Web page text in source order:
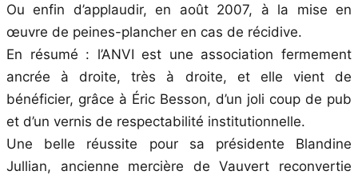
Ou enfin d’applaudir, en août 2007, à la mise en
œuvre de peines-plancher en cas de récidive.
En résumé : l’ANVI est une association fermement
ancrée à droite, très à droite, et elle vient de
bénéficier, grâce à Éric Besson, d’un joli coup de pub
et d’un vernis de respectabilité institutionnelle.
Une belle réussite pour sa présidente Blandine
Jullian, ancienne mercière de Vauvert reconvertie